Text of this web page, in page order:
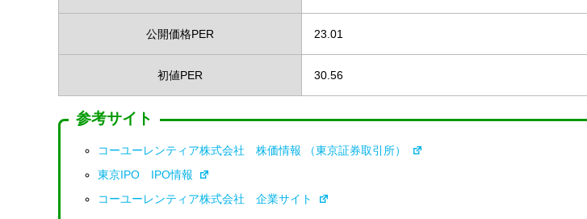
公開価格PER 23.01
初値PER 30.56
参考サイト
コーユーレンティア株式会社 株価情報 （東京証券取引所）
東京IPO IPO情報
コーユーレンティア株式会社 企業サイト